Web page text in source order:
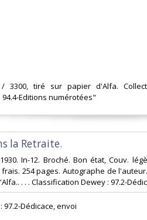
/ 3300, tiré sur papier d'Alfa.
Editions numérotées"‎
la Retraite.‎
1930. In-12. Broché. Bon état, Couv.
254 pages. Autographe de
. . . Classification Dewey : 97.2-
97.2-Dédicace, envoi‎